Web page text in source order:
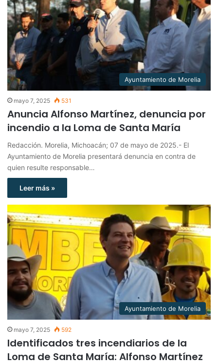
Ayuntamiento de Morelia
mayo 7, 2025 531
Anuncia Alfonso Martínez, denuncia por
incendio a la Loma de Santa María
Redacción. Morelia, Michoacán; 07 de mayo de 2025.- El
Ayuntamiento de Morelia presentará denuncia en contra de
quien resulte responsable…
Leer más »
Ayuntamiento de Morelia
mayo 7, 2025 592
Identificados tres incendiarios de la
Loma de Santa María: Alfonso Martínez